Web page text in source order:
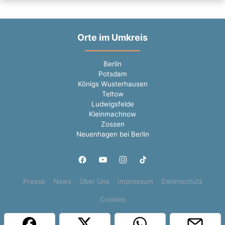
Orte im Umkreis
Berlin
Potsdam
Königs Wusterhausen
Teltow
Ludwigsfelde
Kleinmachnow
Zossen
Neuenhagen bei Berlin
Presse News Über Uns Impressum Datenschutz
Cookies